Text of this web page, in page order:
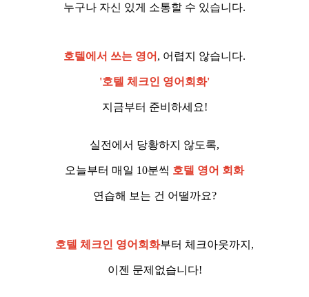
누구나 자신 있게 소통할 수 있습니다.
호텔에서 쓰는 영어 , 어렵지 않습니다.
'호텔 체크인 영어회화'
지금부터 준비하세요!
실전에서 당황하지 않도록,
오늘부터 매일 10분씩 호텔 영어 회화
연습해 보는 건 어떨까요?
호텔 체크인 영어회화부터 체크아웃까지,
이젠 문제없습니다!